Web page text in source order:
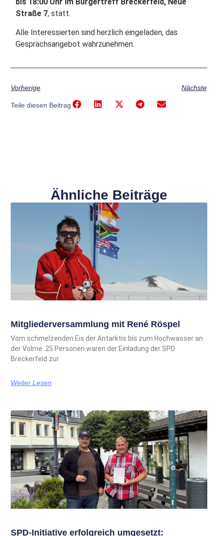
bis 18:00 Uhr im Bürgertreff Breckerfeld, Neue
Straße 7, statt.
Alle Interessierten sind herzlich eingeladen, das
Gesprächsangebot wahrzunehmen.
Vorherige Nächste
Teile diesen Beitrag
Ähnliche Beiträge
Mitgliederversammlung mit René Röspel
Vom schmelzenden Eis der Antarktis bis zum Hochwasser an
der Volme. 25 Personen waren der Einladung der SPD
Breckerfeld zur
Weiter Lesen
SPD-Initiative erfolgreich umgesetzt: